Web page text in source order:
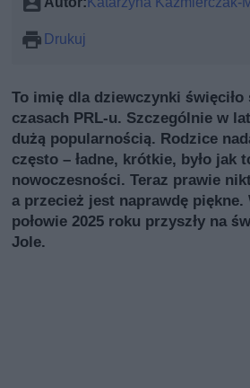
Drukuj
To imię dla dziewczynki
czasach PRL-u. Szczególnie w
dużą popularnością. Rodzice
często – ładne, krótkie, było jak
nowoczesności. Teraz prawie
a przecież jest naprawdę piękne.
połowie 2025 roku przyszły na
Jole.